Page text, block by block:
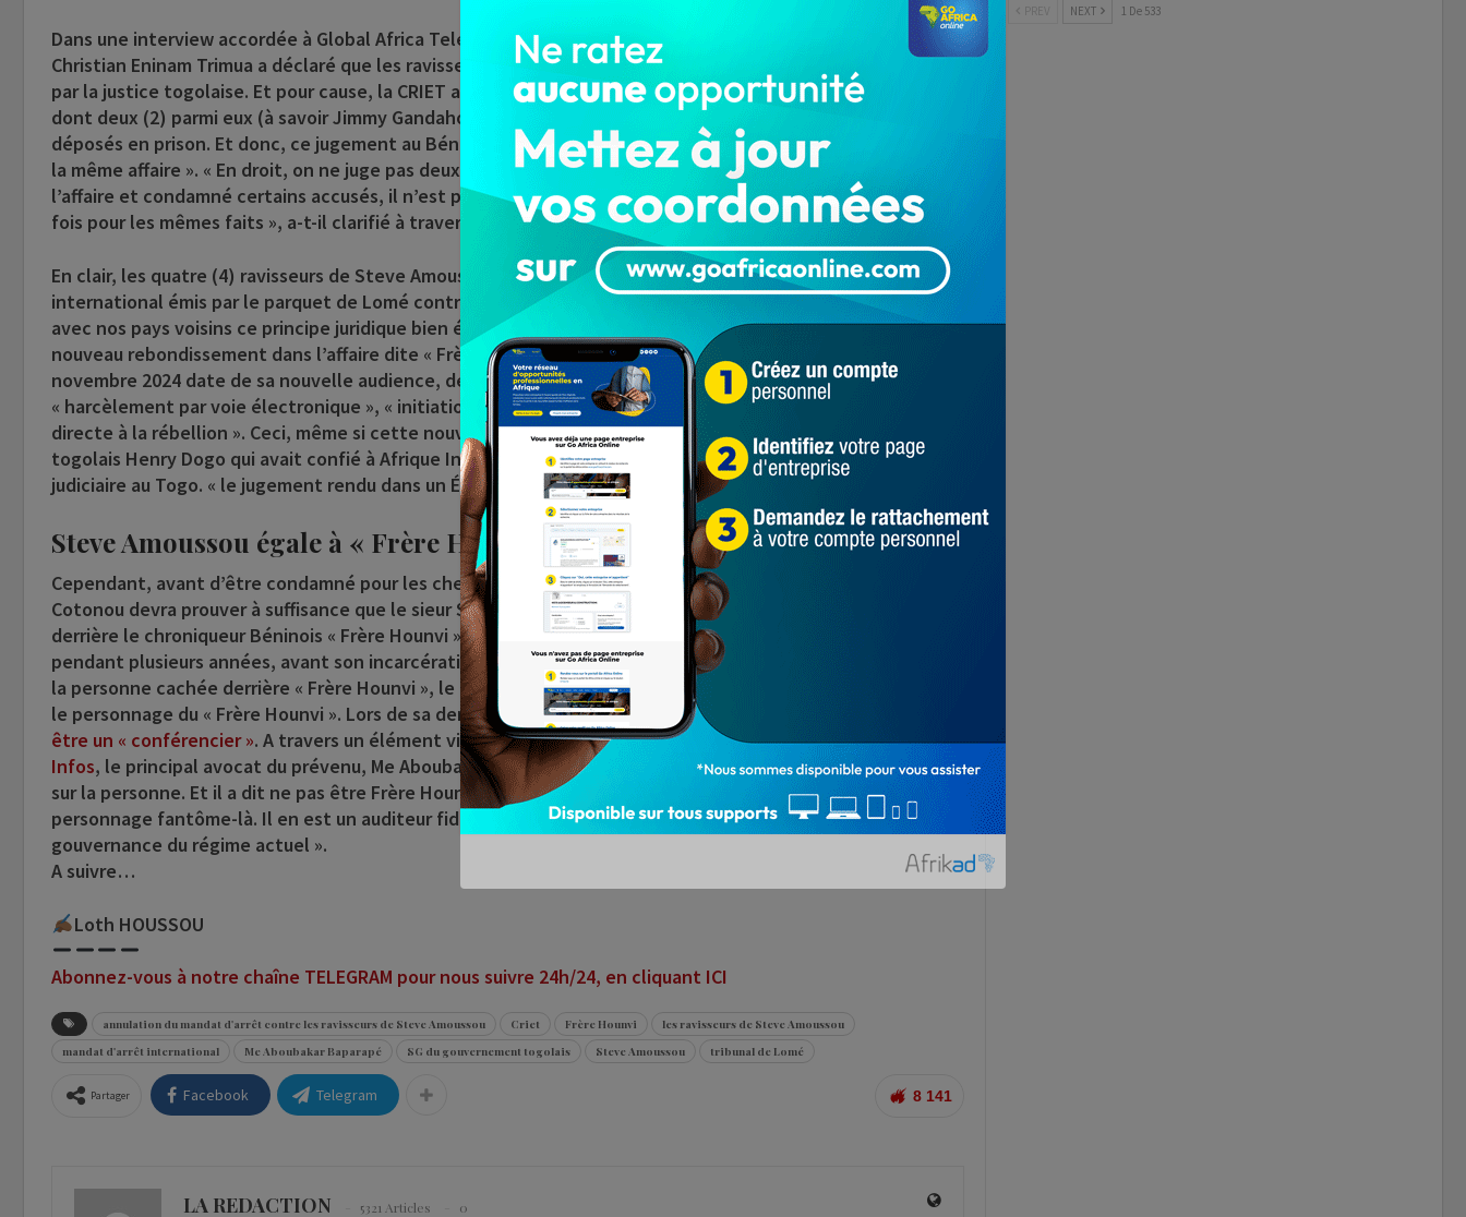
Dans une interview accordée à Global Africa Telesud, le secrétaire général du gouvernement togolais,
Christian Eninam Trimua a déclaré que les ravisseurs de Steve Amoussou, ne devraient plus être poursuivis
par la justice togolaise. Et pour cause, la CRIET ayant déjà rendu un jugement contre les dits ravisseurs
dont deux (2) parmi eux (à savoir Jimmy Gandaho, Géraud Gbaguidi), ont été inculpés, condamnés et
déposés en prison. Et donc, ce jugement au Bénin, prohibe toute nouvelle action judiciaire au Togo « dans
la même affaire ». « En droit, on ne juge pas deux fois les mêmes faits. Dès lors que l’État béninois a traité
l’affaire et condamné certains accusés, il n’est pas envisageable de les arrêter et de les juger une seconde
fois pour les mêmes faits », a-t-il clarifié à travers l’interview.
En clair, les quatre (4) ravisseurs de Steve Amoussou n’ont plus rien à craindre du mandat d’arrêt
international émis par le parquet de Lomé contre eux, en raison des exigences du droit. « Nous partageons
avec nos pays voisins ce principe juridique bien établi », a rassuré le SG du gouvernement togolais. Un
nouveau rebondissement dans l’affaire dite « Frère Hounvi » qui devrait donner quitus à la CRIET le 18
novembre 2024 date de sa nouvelle audience, de juger le prévenu Steve Amoussou inculpé pour
« harcèlement par voie électronique », « initiation et publication de fausses nouvelles » et « provocation
directe à la rébellion ». Ceci, même si cette nouvelle intervention contraste avec la position du magistrat
togolais Henry Dogo qui avait confié à Afrique Inter que le procès au Bénin ne bloquait pas la procédure
judiciaire au Togo. « le jugement rendu dans un État B n’a pas d’autorité sur l’État A », avait-il déclaré.
Steve Amoussou égale à « Frère Hounvi » ?
Cependant, avant d’être condamné pour les chefs d’accusation à son encontre, la juridiction spéciale de
Cotonou devra prouver à suffisance que le sieur Steve Amoussou est bel et bien la personne cachée
derrière le chroniqueur Béninois « Frère Hounvi » qui a vitriolé la gouvernance sous le régime de la Rupture
pendant plusieurs années, avant son incarcération. En effet, alors que plusieurs sources indiquent qu’il est
la personne cachée derrière « Frère Hounvi », le prévenu défend devant la CRIET ne pas être celui pris pour
le personnage du « Frère Hounvi ». Lors de sa dernière audience,Steve Amoussou avait d’ailleurs affirmé
être un « conférencier ». A travers un élément vidéo produit par Brut Afrique et transcrit parLa Tempête
Infos, le principal avocat du prévenu, Me Aboubacar Baparapé affirmait également : « Ça va être une erreur
sur la personne. Et il a dit ne pas être Frère Hounvi et que lui partage entièrement les récriminations de ce
personnage fantôme-là. Il en est un auditeur fidèle à qui on tente d’attribuer les audios contre la
gouvernance du régime actuel ».
A suivre…
Loth HOUSSOU
Abonnez-vous à notre chaîne TELEGRAM pour nous suivre 24h/24, en cliquant ICI
annulation du mandat d'arrêt contre les ravisseurs de Steve Amoussou Criet Frère Hounvi
les ravisseurs de Steve Amoussou
mandat d'arrêt international
Me Aboubakar Baparapé SG du gouvernement togolais Steve Amoussou tribunal de Lomé
8 141
Partager Facebook Telegram
LA REDACTION 5321 Articles
0
NEXT 1 De 533